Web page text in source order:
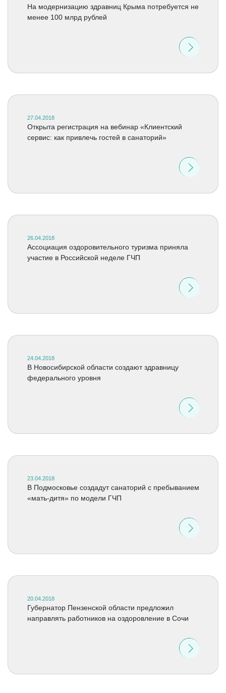
На модернизацию здравниц Крыма потребуется не
менее 100 млрд рублей
27.04.2018
Открыта регистрация на вебинар «Клиентский
сервис: как привлечь гостей в санаторий»
26.04.2018
Ассоциация оздоровительного туризма приняла
участие в Российской неделе ГЧП
24.04.2018
В Новосибирской области создают здравницу
федерального уровня
23.04.2018
В Подмосковье создадут санаторий с пребыванием
«мать-дитя» по модели ГЧП
20.04.2018
Губернатор Пензенской области предложил
направлять работников на оздоровление в Сочи